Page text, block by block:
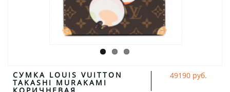
СУМКА LOUIS VUITTON
TAKASHI MURAKAMI
КОРИЧНЕВАЯ
49190 руб.